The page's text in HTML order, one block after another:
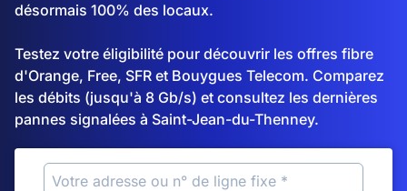
désormais 100% des locaux.
Testez votre éligibilité pour découvrir les offres fibre
d'Orange, Free, SFR et Bouygues Telecom. Comparez
les débits (jusqu'à 8 Gb/s) et consultez les dernières
pannes signalées à Saint-Jean-du-Thenney.